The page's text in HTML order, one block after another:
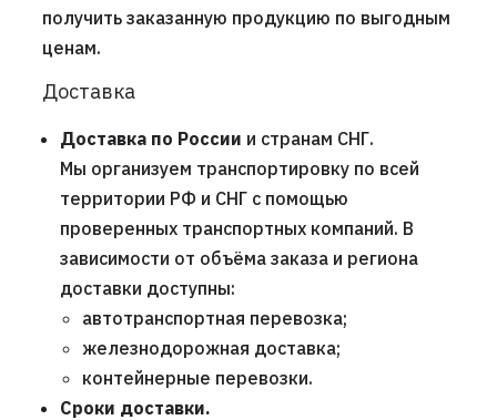
получить заказанную продукцию по выгодным
ценам.
Доставка
Доставка по России и странам СНГ.
Мы организуем транспортировку по всей
территории РФ и СНГ с помощью
проверенных транспортных компаний. В
зависимости от объёма заказа и региона
доставки доступны:
автотранспортная перевозка;
железнодорожная доставка;
контейнерные перевозки.
Сроки доставки.